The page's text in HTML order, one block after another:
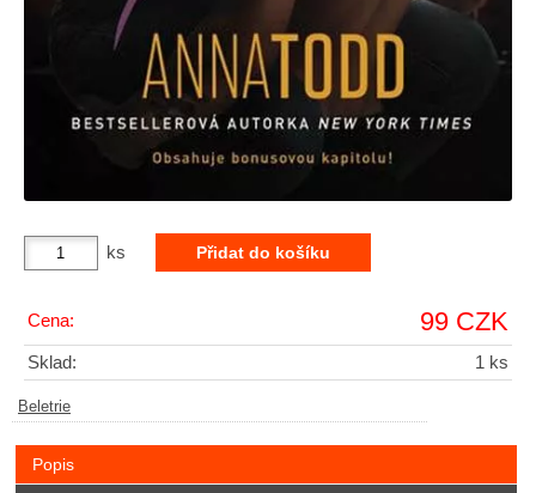
ks
Cena: 99 CZK
Sklad: 1 ks
Beletrie
Popis